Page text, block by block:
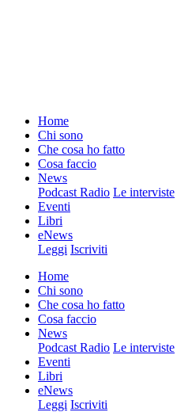
Home
Chi sono
Che cosa ho fatto
Cosa faccio
News
Podcast Radio Le interviste
Eventi
Libri
eNews
Leggi Iscriviti
Home
Chi sono
Che cosa ho fatto
Cosa faccio
News
Podcast Radio Le interviste
Eventi
Libri
eNews
Leggi Iscriviti